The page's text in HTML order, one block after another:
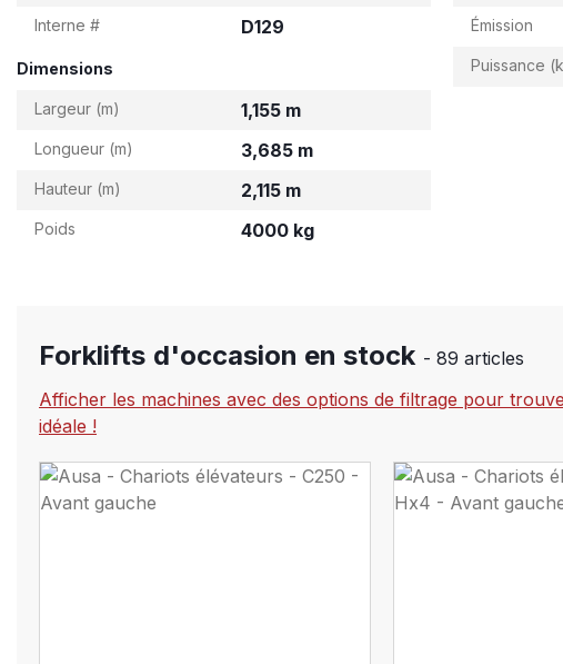
Interne # D129
Dimensions
Largeur (m) 1,155 m
Longueur (m) 3,685 m
Hauteur (m) 2,115 m
Poids 4000 kg
Émission
Puissance
Forklifts d'occasion en stock - 89 articles
Afficher les machines avec des options de filtrage pour
idéale !